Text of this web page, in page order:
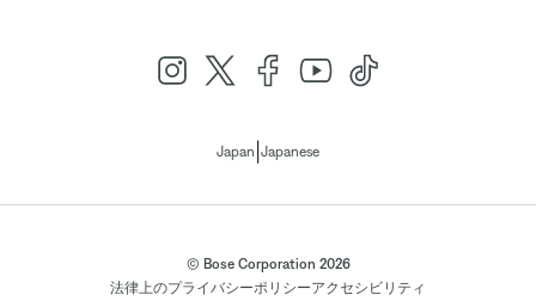
Japan Japanese
© Bose Corporation 2026
法律上のプライバシーポリシーアクセシビリティ